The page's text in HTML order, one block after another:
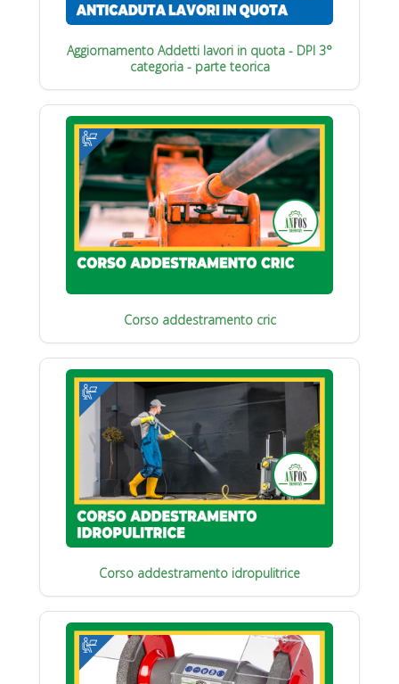
Aggiornamento Addetti lavori in quota - DPI 3°
categoria - parte teorica
Corso addestramento cric
Corso addestramento idropulitrice